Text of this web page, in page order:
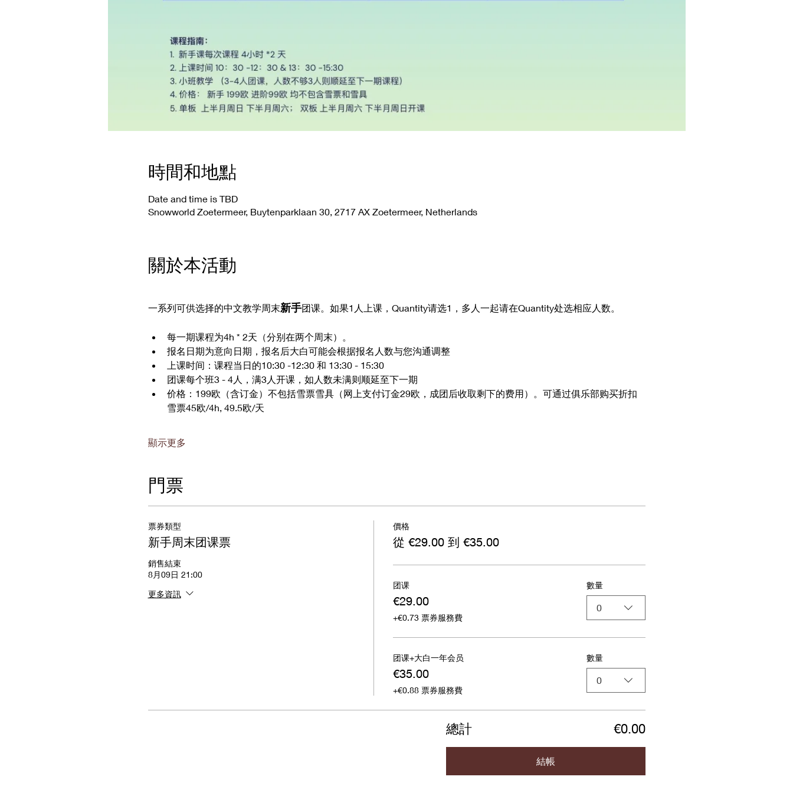
時間和地點
Date and time is TBD
Snowworld Zoetermeer, Buytenparklaan 30, 2717 AX Zoetermeer, Netherlands
關於本活動
一系列可供选择的中文教学周末新手团课。如果1人上课，Quantity请选1，多人一起请在Quantity处选相应人数。
每一期课程为4h * 2天（分别在两个周末）。
报名日期为意向日期，报名后大白可能会根据报名人数与您沟通调整
上课时间：课程当日的10:30 -12:30 和 13:30 - 15:30
团课每个班3 - 4人，满3人开课，如人数未满则顺延至下一期
价格：199欧（含订金）不包括雪票雪具（网上支付订金29欧，成团后收取剩下的费用）。可通过俱乐部购买折扣
雪票45欧/4h, 49.5欧/天
顯示更多
門票
票券類型
新手周末团课票
銷售結束
8月09日 21:00
更多資訊
價格
從 €29.00 到 €35.00
团课
€29.00
+€0.73 票券服務費
數量
0
团课+大白一年会员
€35.00
+€0.88 票券服務費
數量
0
總計 €0.00
結帳